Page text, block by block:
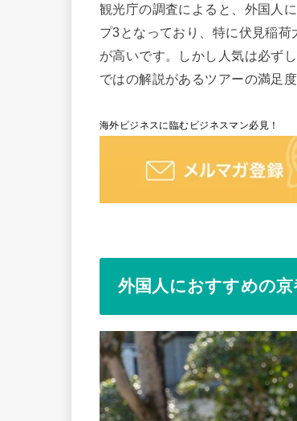
観光庁の調査によると、外国人
プ3となっており、特に伏見稲
が高いです。しかし人気は必ず
ではの解説があるツアーの満足
海外ビジネスに臨むビジネスマン必見！
外国人におすすめの京